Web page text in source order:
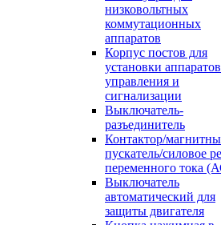
низковольтных
коммутационных
аппаратов
Корпус постов для
установки аппаратов
управления и
сигнализации
Выключатель-
разъединитель
Контактор/
пускатель/силовое
переменного тока
Выключатель
автоматический для
защиты двигателя